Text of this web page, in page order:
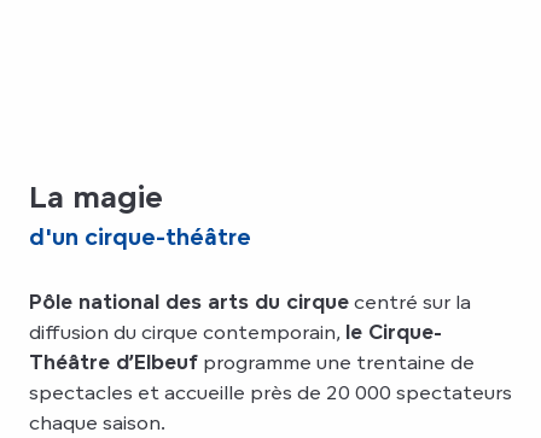
La magie
d'un cirque-théâtre
Pôle national des arts du cirque centré sur la
diffusion du cirque contemporain, le Cirque-
Théâtre d’Elbeuf programme une trentaine de
spectacles et accueille près de 20 000 spectateurs
chaque saison.